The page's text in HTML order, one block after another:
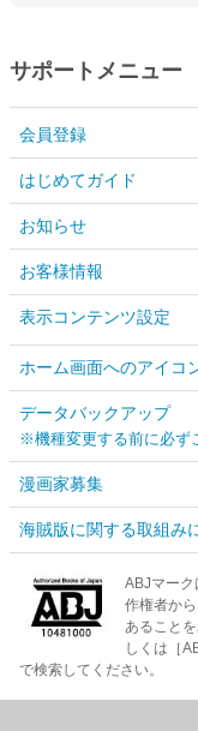
サポートメニュー
会員登録
はじめてガイド
お知らせ
お客様情報
表示コンテンツ設定
ホーム画面へのアイコ
データバックアップ
※機種変更する前に必ず
漫画家募集
海賊版に関する取組み
ABJマー
作権者か
あること
しくは［
で検索してください。